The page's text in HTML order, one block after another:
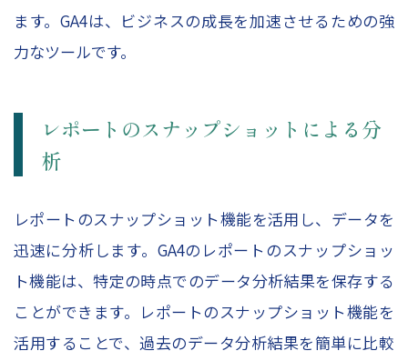
ます。GA4は、ビジネスの成長を加速させるための強
力なツールです。
レポートのスナップショットによる分
析
レポートのスナップショット機能を活用し、データを
迅速に分析します。GA4のレポートのスナップショッ
ト機能は、特定の時点でのデータ分析結果を保存する
ことができます。レポートのスナップショット機能を
活用することで、過去のデータ分析結果を簡単に比較